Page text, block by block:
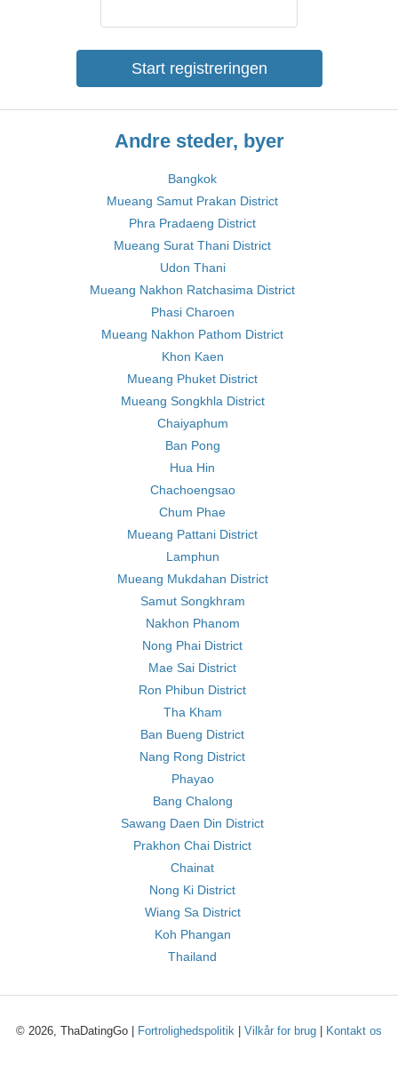
Start registreringen
Andre steder, byer
Bangkok
Mueang Samut Prakan District
Phra Pradaeng District
Mueang Surat Thani District
Udon Thani
Mueang Nakhon Ratchasima District
Phasi Charoen
Mueang Nakhon Pathom District
Khon Kaen
Mueang Phuket District
Mueang Songkhla District
Chaiyaphum
Ban Pong
Hua Hin
Chachoengsao
Chum Phae
Mueang Pattani District
Lamphun
Mueang Mukdahan District
Samut Songkhram
Nakhon Phanom
Nong Phai District
Mae Sai District
Ron Phibun District
Tha Kham
Ban Bueng District
Nang Rong District
Phayao
Bang Chalong
Sawang Daen Din District
Prakhon Chai District
Chainat
Nong Ki District
Wiang Sa District
Koh Phangan
Thailand
© 2026, ThaDatingGo | Fortrolighedspolitik Vilkår for brug Kontakt os